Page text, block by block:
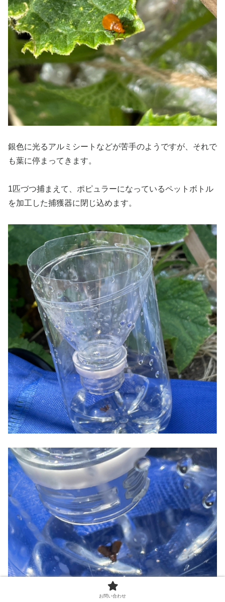
銀色に光るアルミシートなどが苦手のようですが、それで
も葉に停まってきます。
1匹づつ捕まえて、ポピュラーになっているペットボトル
を加工した捕獲器に閉じ込めます。
お問い合わせ